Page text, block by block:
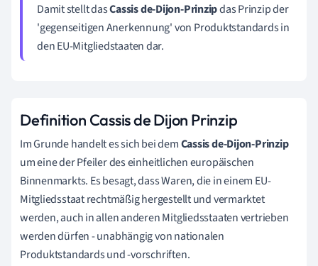
Damit stellt dasCassis de-Dijon-Prinzipdas Prinzip der
'gegenseitigen Anerkennung' von Produktstandards in
den EU-Mitgliedstaaten dar.
Definition Cassis de Dijon Prinzip
Im Grunde handelt es sich bei demCassis de-Dijon-Prinzip
um eine der Pfeiler des einheitlichen europäischen
Binnenmarkts. Es besagt, dass Waren, die in einem EU-
Mitgliedsstaat rechtmäßig hergestellt und vermarktet
werden, auch in allen anderen Mitgliedsstaaten vertrieben
werden dürfen - unabhängig von nationalen
Produktstandards und -vorschriften.